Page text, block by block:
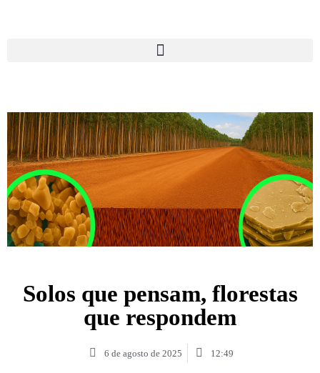
Solos que pensam, florestas
que respondem
6 de agosto de 2025 12:49